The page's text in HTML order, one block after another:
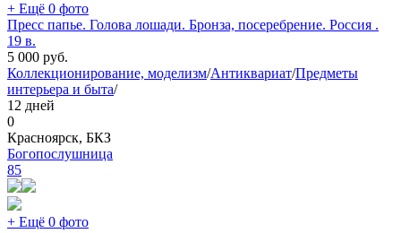
+ Ещё 0 фото
Пресс папье. Голова лошади. Бронза, посеребрение. Россия .
19 в.
5 000 руб.
Коллекционирование, моделизм/Антиквариат/Предметы
интерьера и быта/
12 дней
0
Красноярск, БКЗ
Богопослушница
85
+ Ещё 0 фото